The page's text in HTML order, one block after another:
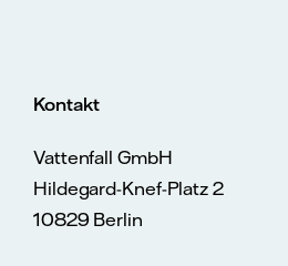
Kontakt
Vattenfall GmbH
Hildegard-Knef-Platz 2
10829 Berlin